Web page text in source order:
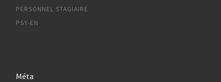
PERSONNEL STAGIAIRE
PSY-EN
Méta